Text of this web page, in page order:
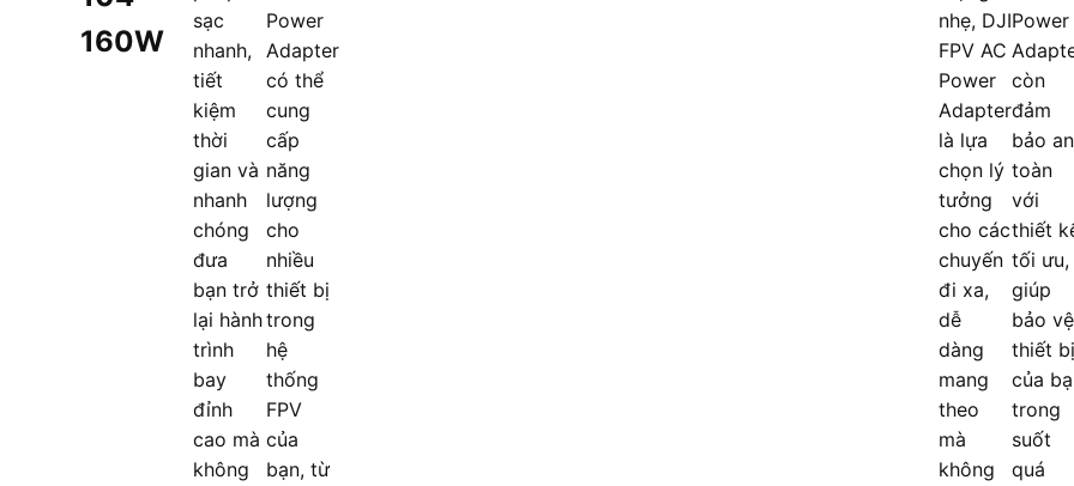
160W
sạc
nhanh,
tiết
kiệm
thời
gian và
nhanh
chóng
đưa
bạn trở
lại hành
trình
bay
đỉnh
cao mà
không
Power
Adapter
có thể
cung
cấp
năng
lượng
cho
nhiều
thiết bị
trong
hệ
thống
FPV
của
bạn, từ
nhẹ, DJI
FPV AC
Power
Adapter
là lựa
chọn lý
tưởng
cho các
chuyến
đi xa,
dễ
dàng
mang
theo
mà
không
Power
còn
đảm
bảo an
toàn
với
thiết
tối ưu,
giúp
bảo vệ
thiết bị
của
trong
suốt
quá